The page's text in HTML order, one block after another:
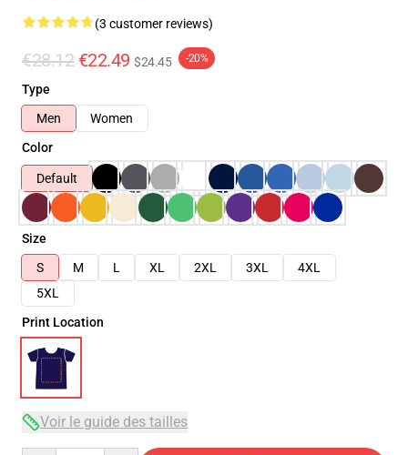
(3 customer reviews)
€28.12 €22.49 $24.45 -20%
Type
Men
Women
Color
Default
Size
S
M L XL 2XL 3XL
4XL
5XL
Print Location
Voir le guide des tailles